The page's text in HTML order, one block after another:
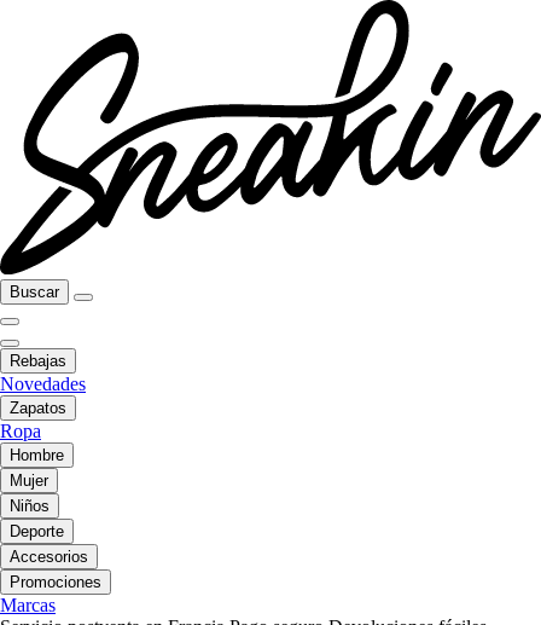
Buscar
Rebajas
Novedades
Zapatos
Ropa
Hombre
Mujer
Niños
Deporte
Accesorios
Promociones
Marcas